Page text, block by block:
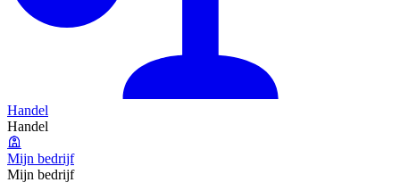
Handel
Handel
Mijn bedrijf
Mijn bedrijf